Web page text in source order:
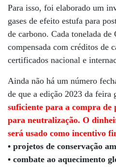
Para isso, foi elaborado um
gases de efeito estufa para
de carbono. Cada tonelada
compensada com créditos de
certificados nacional e
Ainda não há um número
de que a edição 2023 da feira
suficiente para a compra de
para neutralização. O
será usado como incentivo
• projetos de conservação
• combate ao aquecimento